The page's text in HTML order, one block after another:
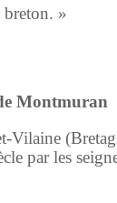
»
Montmuran
Vilaine
par les